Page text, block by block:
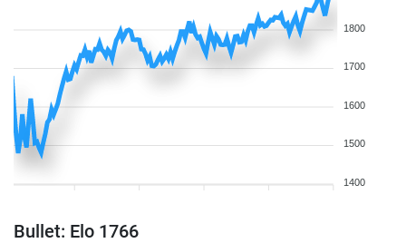
1800
1700
1600
1500
1400
Bullet: Elo 1766